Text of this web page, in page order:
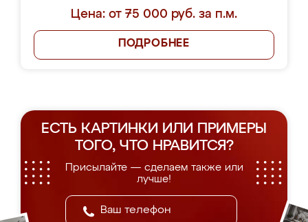
Цена: от 75 000 руб. за п.м.
ПОДРОБНЕЕ
ЕСТЬ КАРТИНКИ ИЛИ ПРИМЕРЫ
ТОГО, ЧТО НРАВИТСЯ?
Присылайте — сделаем также или
лучше!